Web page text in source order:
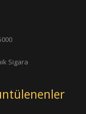
Sigara